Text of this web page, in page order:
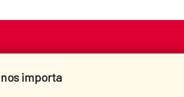
importa